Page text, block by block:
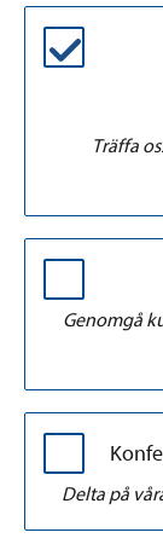
Träffa
Genomgå
Delta på